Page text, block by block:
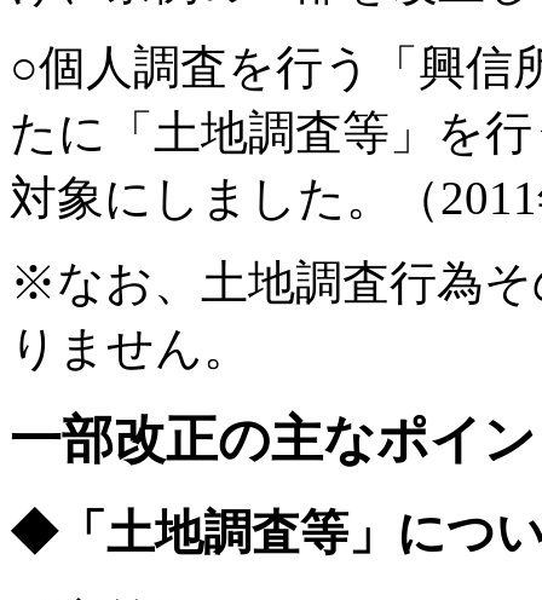
○個人調査を行う「興信
たに「土地調査等」を
対象にしました。（
※なお、土地調査行為
りません。
一部改正の主なポイ
◆「土地調査等」につ